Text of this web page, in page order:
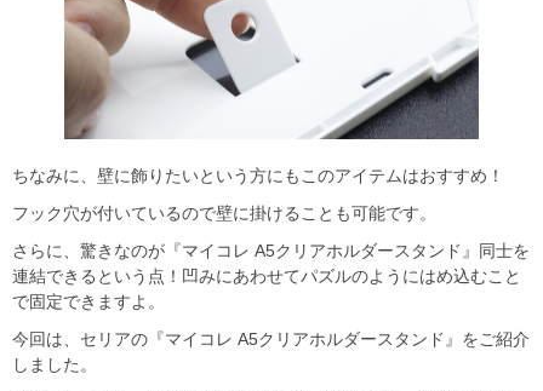
ちなみに、壁に飾りたいという方にもこのアイテムはおすすめ！
フック穴が付いているので壁に掛けることも可能です。
さらに、驚きなのが『マイコレ A5クリアホルダースタンド』同士を
連結できるという点！凹みにあわせてパズルのようにはめ込むこと
で固定できますよ。
今回は、セリアの『マイコレ A5クリアホルダースタンド』をご紹介
しました。